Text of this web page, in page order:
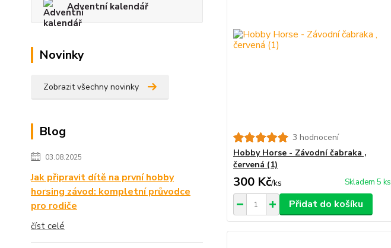
Adventní kalendář
Novinky
Zobrazit všechny novinky
Blog
03.08.2025
Jak připravit dítě na první hobby
horsing závod: kompletní průvodce
pro rodiče
číst celé
3 hodnocení
Hobby Horse - Závodní čabraka ,
červená (1)
300 Kč/ks Skladem 5 ks
Přidat do košíku